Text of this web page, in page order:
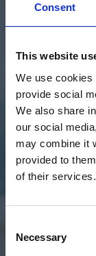
Consent
This website
We use cookies
provide social
We also share
our social
may combine it
provided to
of their services.
Selection
Necessary
unsichtbar und
Handhabung
erfordert oft
eine
auch viele